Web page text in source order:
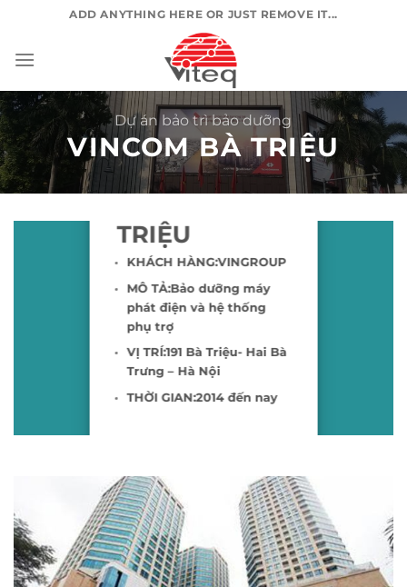
nội
ADD ANYTHING HERE OR JUST REMOVE IT...
Dự án bảo trì bảo dưỡng
VINCOM BÀ TRIỆU
TRIỆU
KHÁCH HÀNG:VINGROUP
MÔ TẢ:Bảo dưỡng máy
phát điện và hệ thống
phụ trợ
VỊ TRÍ:191 Bà Triệu- Hai Bà
Trưng – Hà Nội
THỜI GIAN:2014 đến nay